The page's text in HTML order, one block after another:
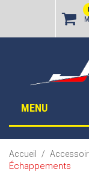
MENU
Accueil /
Échappements